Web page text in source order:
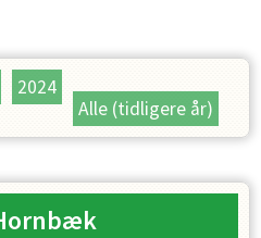
2024
Alle (tidligere år)